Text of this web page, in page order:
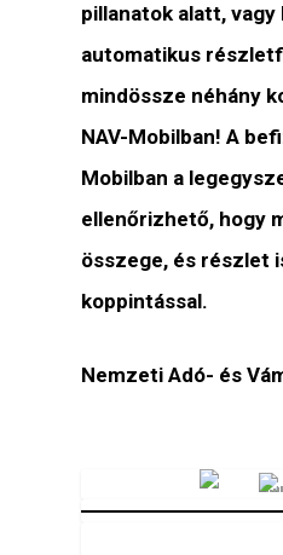
pillanatok alatt, vagy
automatikus
mindössze néhány
NAV-Mobilban! A
Mobilban a
ellenőrizhető, hogy
összege, és részlet
koppintással.
Nemzeti Adó- és